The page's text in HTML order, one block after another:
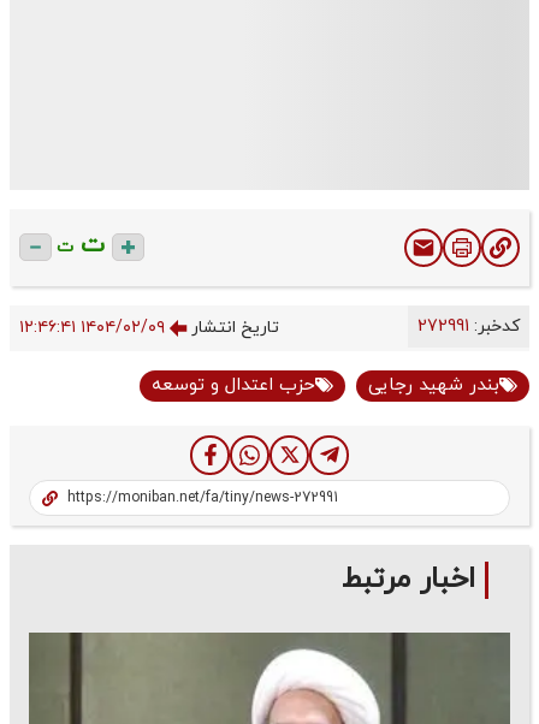
ت ت
کدخبر: تاریخ انتشار ۱۴۰۴/۰۲/۰۹ ۱۲:۴۶:۴۱
بندر شهید رجایی حزب اعتدال و توسعه
اخبار مرتبط